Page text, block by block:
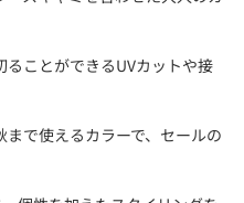
ことができるUVカットや接
で使えるカラーで、セールの